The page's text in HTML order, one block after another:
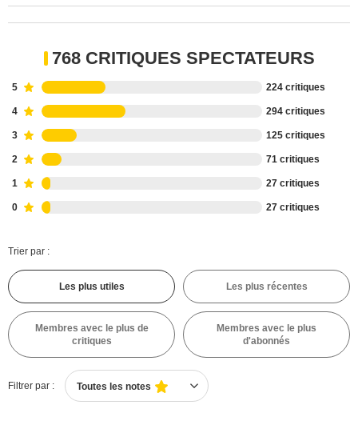
768 CRITIQUES SPECTATEURS
5 224 critiques
4 294 critiques
3 125 critiques
2 71 critiques
1 27 critiques
0 27 critiques
Trier par :
Les plus utiles Les plus récentes
Membres avec le plus de
critiques
Membres avec le plus
d'abonnés
Filtrer par : Toutes les notes